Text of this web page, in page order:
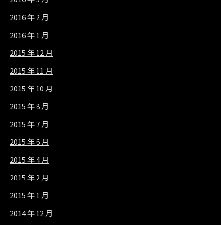
2016 年 2 月
2016 年 1 月
2015 年 12 月
2015 年 11 月
2015 年 10 月
2015 年 8 月
2015 年 7 月
2015 年 6 月
2015 年 4 月
2015 年 2 月
2015 年 1 月
2014 年 12 月